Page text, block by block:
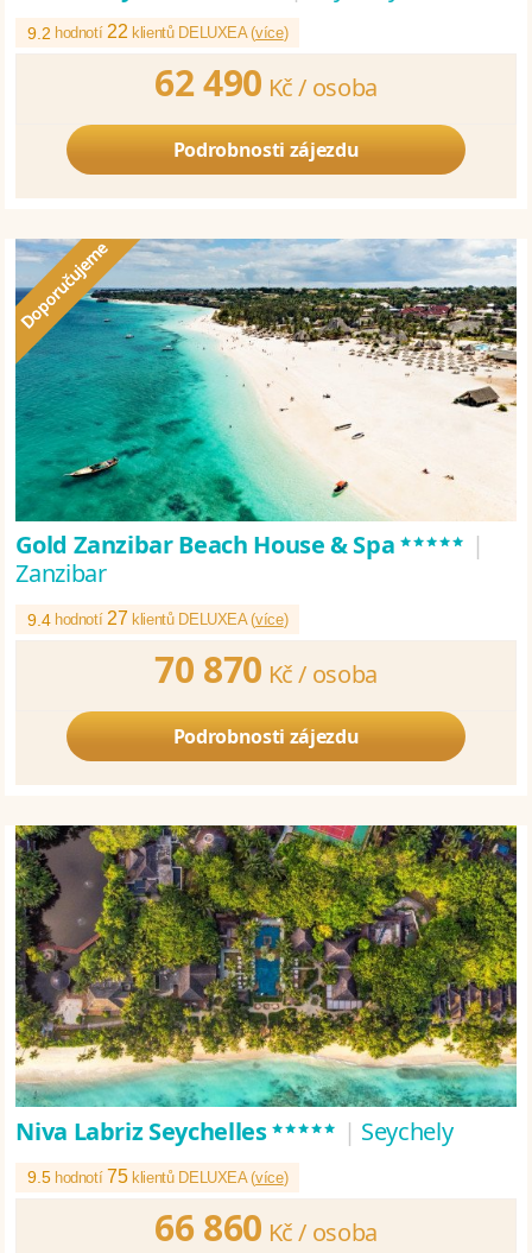
9.2 hodnotí22 klientů DELUXEA (více)
62 490 Kč / osoba
Podrobnosti zájezdu
Gold Zanzibar Beach House & Spa***** |
Zanzibar
9.4 hodnotí27 klientů DELUXEA (více)
70 870 Kč / osoba
Podrobnosti zájezdu
Niva Labriz Seychelles***** | Seychely
9.5 hodnotí 75klientů DELUXEA (více)
66 860 Kč / osoba